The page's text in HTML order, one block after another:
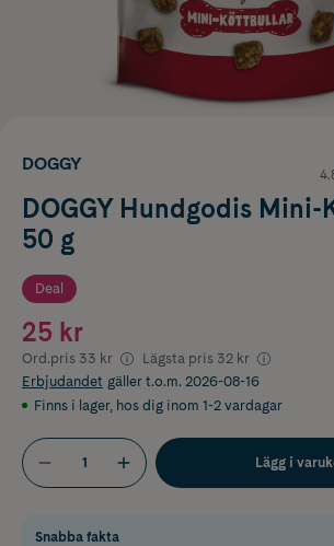
DOGGY
DOGGY Hundgodis
50 g
Deal
25 kr
Ord.pris 33 kr Lägsta pris 32 kr
Erbjudandet gäller t.o.m. 2026-08-16
Finns i lager, hos dig inom 1-2 vardagar
Lägg i
Snabba fakta